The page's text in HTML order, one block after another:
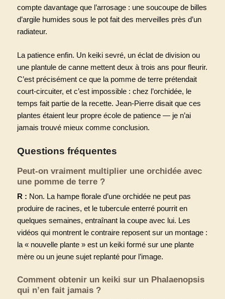
compte davantage que l’arrosage : une soucoupe de billes
d’argile humides sous le pot fait des merveilles près d’un
radiateur.
La patience enfin. Un keiki sevré, un éclat de division ou
une plantule de canne mettent deux à trois ans pour fleurir.
C’est précisément ce que la pomme de terre prétendait
court-circuiter, et c’est impossible : chez l’orchidée, le
temps fait partie de la recette. Jean-Pierre disait que ces
plantes étaient leur propre école de patience — je n’ai
jamais trouvé mieux comme conclusion.
Questions fréquentes
Peut-on vraiment multiplier une orchidée avec
une pomme de terre ?
R : Non. La hampe florale d’une orchidée ne peut pas
produire de racines, et le tubercule enterré pourrit en
quelques semaines, entraînant la coupe avec lui. Les
vidéos qui montrent le contraire reposent sur un montage :
la « nouvelle plante » est un keiki formé sur une plante
mère ou un jeune sujet replanté pour l’image.
Comment obtenir un keiki sur un Phalaenopsis
qui n’en fait jamais ?